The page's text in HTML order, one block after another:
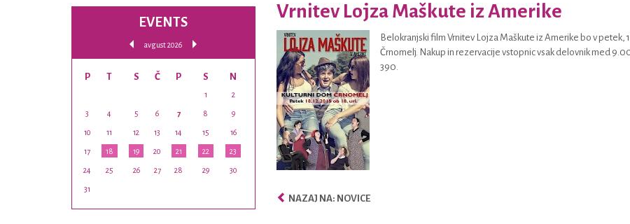
Vrnitev Lojza Maškute iz Amerike
Belokranjski film Vrnitev Lojza Maškute iz Amerike bo v petek,
Črnomelj. Nakup in rezervacije vstopnic vsak delovnik med
390.
NAZAJ NA: NOVICE
EVENTS
avgust 2026
P T S Č P S N
1 2
3 4 5 6 7 8 9
10 11 12 13 14 15 16
17 18 19 20 21 22 23
24 25 26 27 28 29 30
31